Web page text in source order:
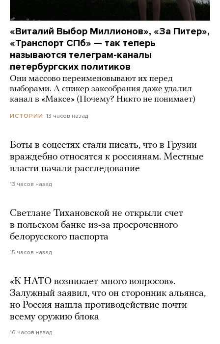
«Виталий Выбор Миллионов», «За Питер»,
«Транспорт СПб» — так теперь
называются телеграм-каналы
петербургских политиков
Они массово переименовывают их перед
выборами. А спикер заксобрания даже удалил
канал в «Максе» (Почему? Никто не понимает)
ИСТОРИИ 13 часов назад
Боты в соцсетях стали писать, что в Грузии
враждебно относятся к россиянам. Местные
власти начали расследование
13 часов назад
Светлане Тихановской не открыли счет
в польском банке из-за просроченного
белорусского паспорта
15 часов назад
«К НАТО возникает много вопросов».
Залужный заявил, что он сторонник альянса,
но Россия нашла противодействие почти
всему оружию блока
16 часов назад